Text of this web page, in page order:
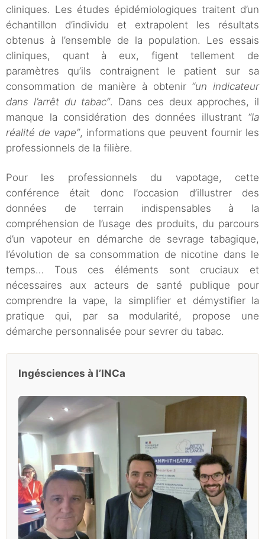
cliniques. Les études épidémiologiques traitent d’un
échantillon d’individu et extrapolent les résultats
obtenus à l’ensemble de la population. Les essais
cliniques, quant à eux, figent tellement de
paramètres qu’ils contraignent le patient sur sa
consommation de manière à obtenir “un indicateur
dans l’arrêt du tabac”. Dans ces deux approches, il
manque la considération des données illustrant “la
réalité de vape”, informations que peuvent fournir les
professionnels de la filière.
Pour les professionnels du vapotage, cette
conférence était donc l’occasion d’illustrer des
données de terrain indispensables à la
compréhension de l’usage des produits, du parcours
d’un vapoteur en démarche de sevrage tabagique,
l’évolution de sa consommation de nicotine dans le
temps… Tous ces éléments sont cruciaux et
nécessaires aux acteurs de santé publique pour
comprendre la vape, la simplifier et démystifier la
pratique qui, par sa modularité, propose une
démarche personnalisée pour sevrer du tabac.
Ingésciences à l’INCa